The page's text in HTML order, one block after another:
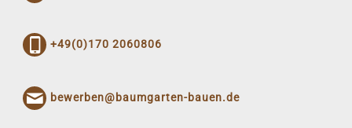
+49(0)170 2060806
bewerben@baumgarten-bauen.de